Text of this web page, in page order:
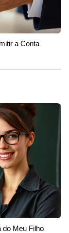
a Conta
do Meu Filho